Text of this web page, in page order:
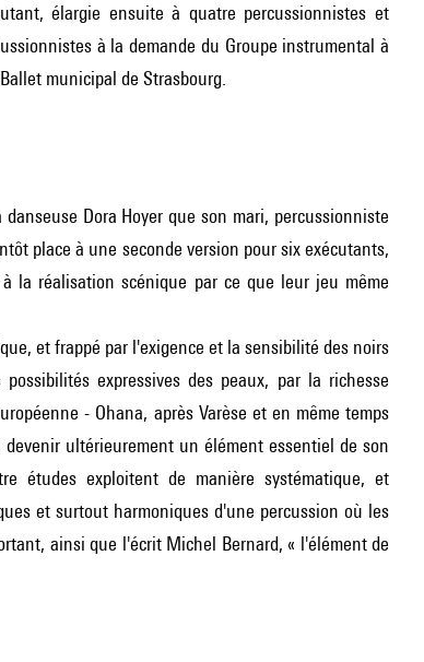
élargie ensuite à quatre percussionnistes et
à la demande du Groupe instrumental à
municipal de Strasbourg.
Dora Hoyer que son mari, percussionniste
place à une seconde version pour six exécutants,
la réalisation scénique par ce que leur jeu même
et frappé par l'exigence et la sensibilité des noirs
expressives des peaux, par la richesse
- Ohana, après Varèse et en même temps
ultérieurement un élément essentiel de son
études exploitent de manière systématique, et
et surtout harmoniques d'une percussion où les
ainsi que l'écrit Michel Bernard, « l'élément de